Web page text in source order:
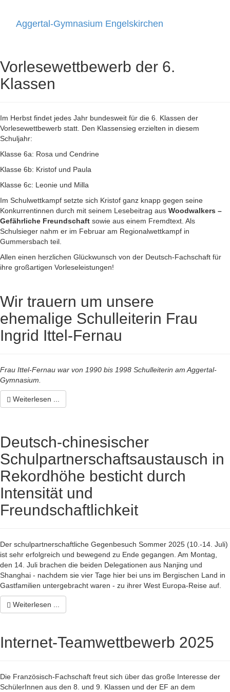
Aggertal-Gymnasium Engelskirchen
Vorlesewettbewerb der 6.
Klassen
Im Herbst findet jedes Jahr bundesweit für die 6. Klassen der
Vorlesewettbewerb statt. Den Klassensieg erzielten in diesem
Schuljahr:
Klasse 6a: Rosa und Cendrine
Klasse 6b: Kristof und Paula
Klasse 6c: Leonie und Milla
Im Schulwettkampf setzte sich Kristof ganz knapp gegen seine
Konkurrentinnen durch mit seinem Lesebeitrag aus Woodwalkers –
Gefährliche Freundschaft sowie aus einem Fremdtext. Als
Schulsieger nahm er im Februar am Regionalwettkampf in
Gummersbach teil.
Allen einen herzlichen Glückwunsch von der Deutsch-Fachschaft für
ihre großartigen Vorleseleistungen!
Wir trauern um unsere
ehemalige Schulleiterin Frau
Ingrid Ittel-Fernau
Frau Ittel-Fernau war von 1990 bis 1998 Schulleiterin am Aggertal-
Gymnasium.
Weiterlesen ...
Deutsch-chinesischer
Schulpartnerschaftsaustausch in
Rekordhöhe besticht durch
Intensität und
Freundschaftlichkeit
Der schulpartnerschaftliche Gegenbesuch Sommer 2025 (10.-14. Juli)
ist sehr erfolgreich und bewegend zu Ende gegangen. Am Montag,
den 14. Juli brachen die beiden Delegationen aus Nanjing und
Shanghai - nachdem sie vier Tage hier bei uns im Bergischen Land in
Gastfamilien untergebracht waren - zu ihrer West Europa-Reise auf.
Weiterlesen ...
Internet-Teamwettbewerb 2025
Die Französisch-Fachschaft freut sich über das große Interesse der
SchülerInnen aus den 8. und 9. Klassen und der EF an dem